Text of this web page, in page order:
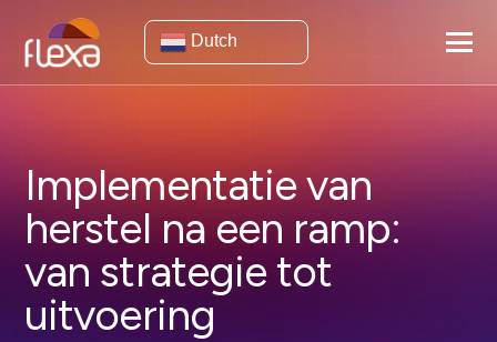
Dutch
Implementatie van
herstel na een ramp:
van strategie tot
uitvoering